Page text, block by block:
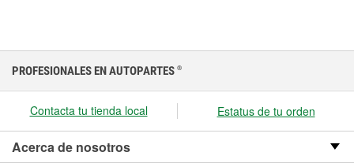
PROFESIONALES EN AUTOPARTES ®
Contacta tu tienda local Estatus de tu orden
Acerca de nosotros